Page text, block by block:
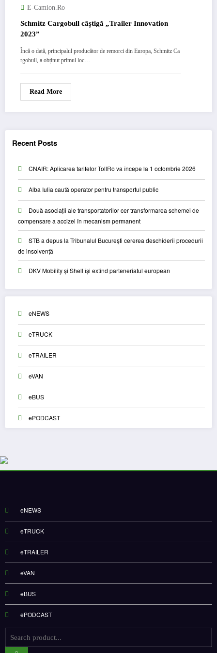
E-Camion.ro
Schmitz Cargobull câștigă „Trailer Innovation
2023”
Încă o dată, principalul producător de remorci din Europa, Schmitz Ca
rgobull, a obținut primul loc…
Read More
Recent Posts
CNAIR: Aplicarea tarifelor TollRo va începe la 1 octombrie 2026
Alba Iulia caută operator pentru transportul public
Două asociații ale transportatorilor cer transformarea schemei de
compensare a accizei în mecanism permanent
STB a depus la Tribunalul București cererea deschiderii procedurii
de insolvență
DKV Mobility și Shell își extind parteneriatul european
eNEWS
eTRUCK
eTRAILER
eVAN
eBUS
ePODCAST
eNEWS
eTRUCK
eTRAILER
eVAN
eBUS
ePODCAST